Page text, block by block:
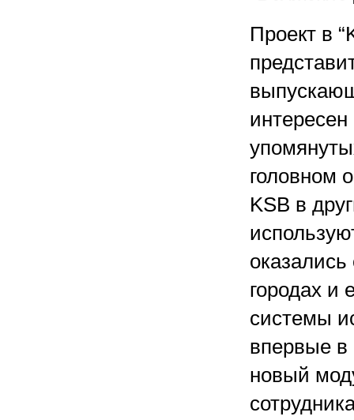
Проект в
интересен
головном
KSB в
городах и
системы
впервые в
новый